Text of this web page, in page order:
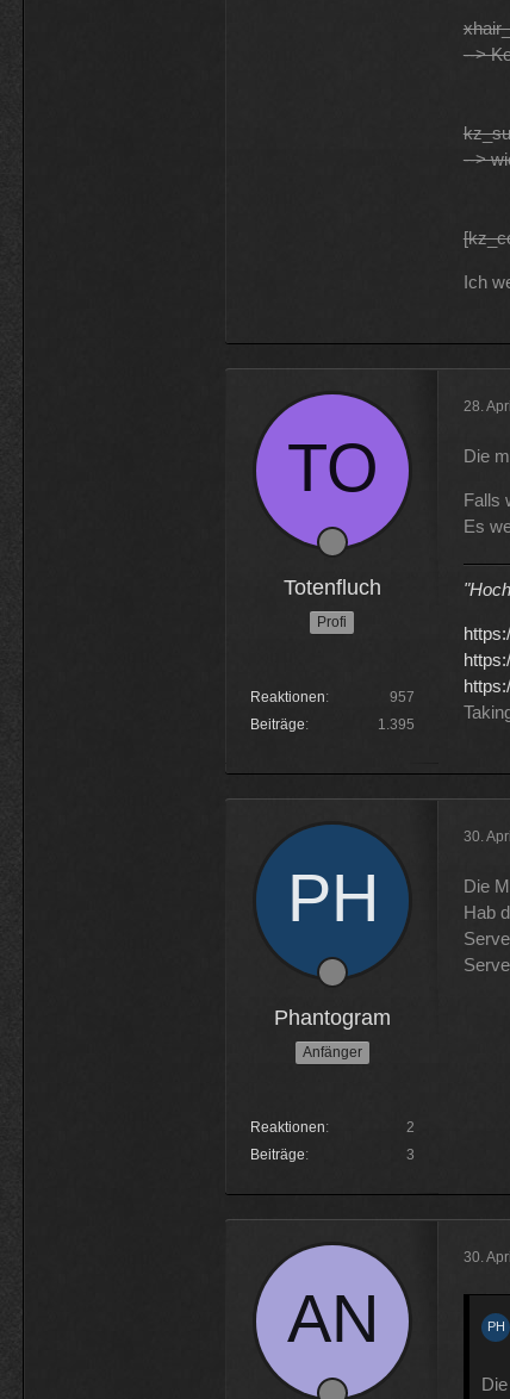
-->
-->
Ich
Totenfluch
Profi
Reaktionen
957
Beiträge
1.395
28.
Die
Falls
Es
Phantogram
Anfänger
Reaktionen
2
Beiträge
3
30.
Die
Hab
30.